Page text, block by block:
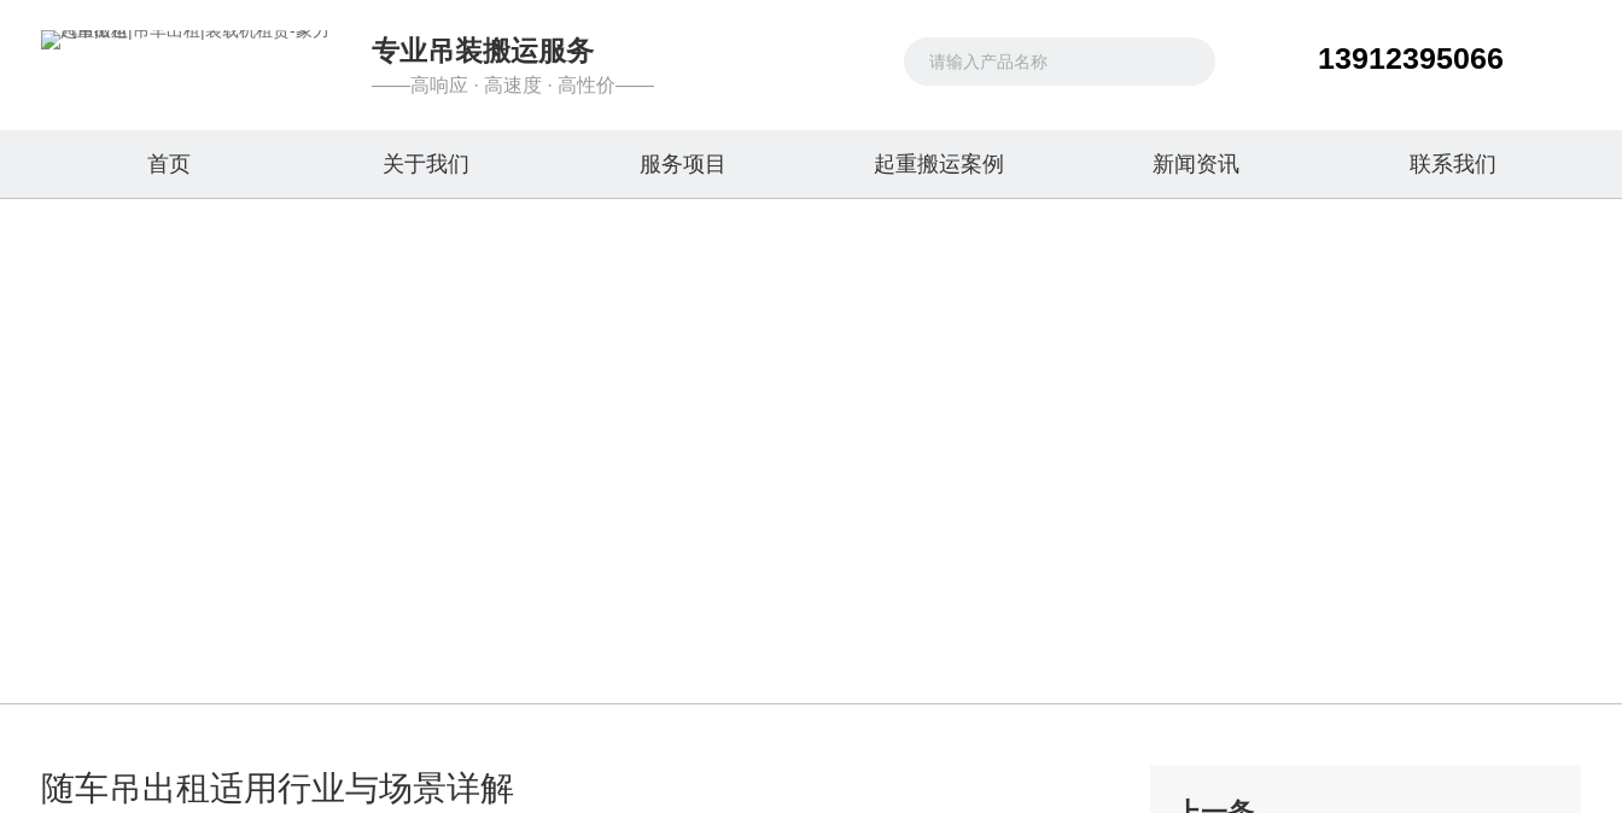
专业吊装搬运服务
——高响应 · 高速度 · 高性价——
13912395066
首页 关于我们 服务项目 起重搬运案例 新闻资讯 联系我们
随车吊出租适用行业与场景详解